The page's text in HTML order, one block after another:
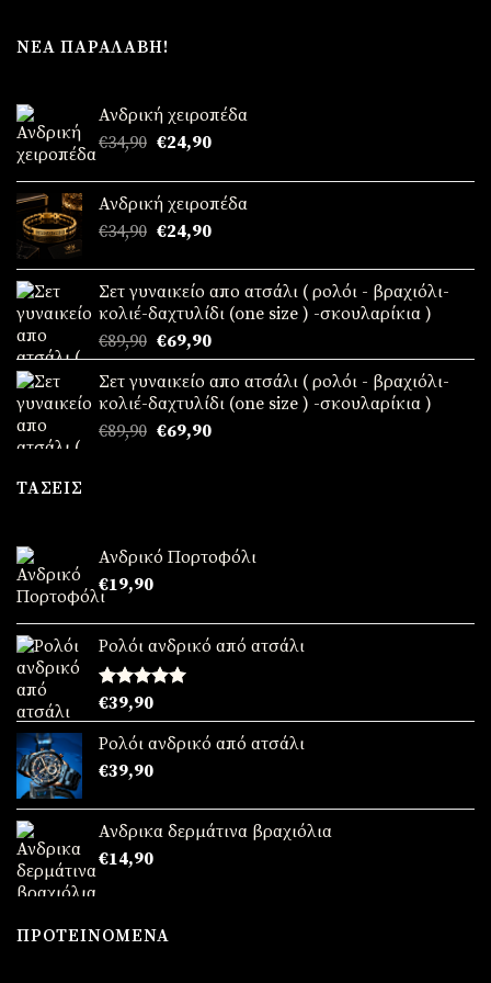
ΝΈΑ ΠΑΡΑΛΑΒΉ!
Ανδρική χειροπέδα
€34,90 Original
was:
€34,90.
€24,90Η
τιμή
είναι:
€24,90.
Ανδρική χειροπέδα
€34,90 Original
was:
€34,90.
€24,90Η
τιμή
είναι:
€24,90.
Σετ γυναικείο απο ατσάλι ( ρολόι - βραχιόλι-
κολιέ-δαχτυλίδι (one size ) -σκουλαρίκια )
€89,90 Original
price
was:
€89,90.
€69,90Η
τρέχουσα
τιμή
είναι:
€69,90.
Σετ γυναικείο απο ατσάλι ( ρολόι - βραχιόλι-
κολιέ-δαχτυλίδι (one size ) -σκουλαρίκια )
€89,90 Original
€69,90Η
ΤΆΣΕΙΣ
Ανδρικό Πορτοφόλι
€19,90
Ρολόι ανδρικό από ατσάλι
Βαθμολογήθηκε
με5.00
από 5
€39,90
Ρολόι ανδρικό από ατσάλι
€39,90
Ανδρικα δερμάτινα βραχιόλια
€14,90
ΠΡΟΤΕΙΝΌΜΕΝΑ